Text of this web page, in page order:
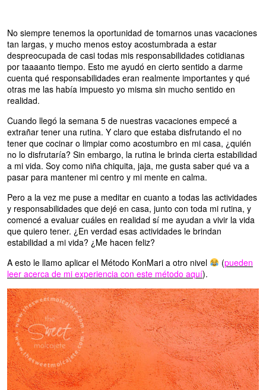
No siempre tenemos la oportunidad de tomarnos unas vacaciones
tan largas, y mucho menos estoy acostumbrada a estar
despreocupada de casi todas mis responsabilidades cotidianas
por taaaanto tiempo. Esto me ayudó en cierto sentido a darme
cuenta qué responsabilidades eran realmente importantes y qué
otras me las había impuesto yo misma sin mucho sentido en
realidad.
Cuando llegó la semana 5 de nuestras vacaciones empecé a
extrañar tener una rutina. Y claro que estaba disfrutando el no
tener que cocinar o limpiar como acostumbro en mi casa, ¿quién
no lo disfrutaría? Sin embargo, la rutina le brinda cierta estabilidad
a mi vida. Soy como niña chiquita, jaja, me gusta saber qué va a
pasar para mantener mi centro y mi mente en calma.
Pero a la vez me puse a meditar en cuanto a todas las actividades
y responsabilidades que dejé en casa, junto con toda mi rutina, y
comencé a evaluar cuáles en realidad sí me ayudan a vivir la vida
que quiero tener. ¿En verdad esas actividades le brindan
estabilidad a mi vida? ¿Me hacen feliz?
A esto le llamo aplicar el Método KonMari a otro nivel
(pueden
leer acerca de mi experiencia con este método aquí).